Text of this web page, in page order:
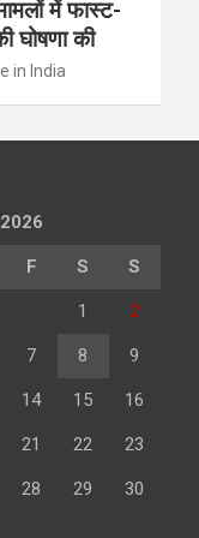
में फास्ट-
घोषणा की
in India
F S S
1 2
7 8 9
14 15 16
21 22 23
28 29 30